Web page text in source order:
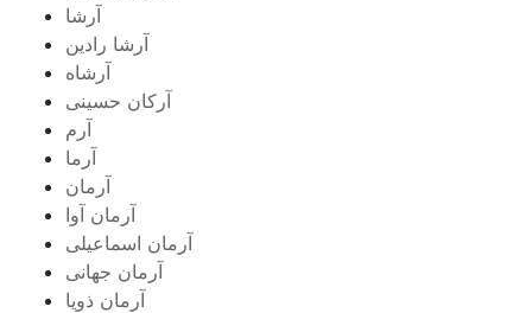
آرشا
آرشا رادین
آرشاه
آرکان حسینی
آرم
آرما
آرمان
آرمان آوا
آرمان اسماعیلی
آرمان جهانی
آرمان ذویا